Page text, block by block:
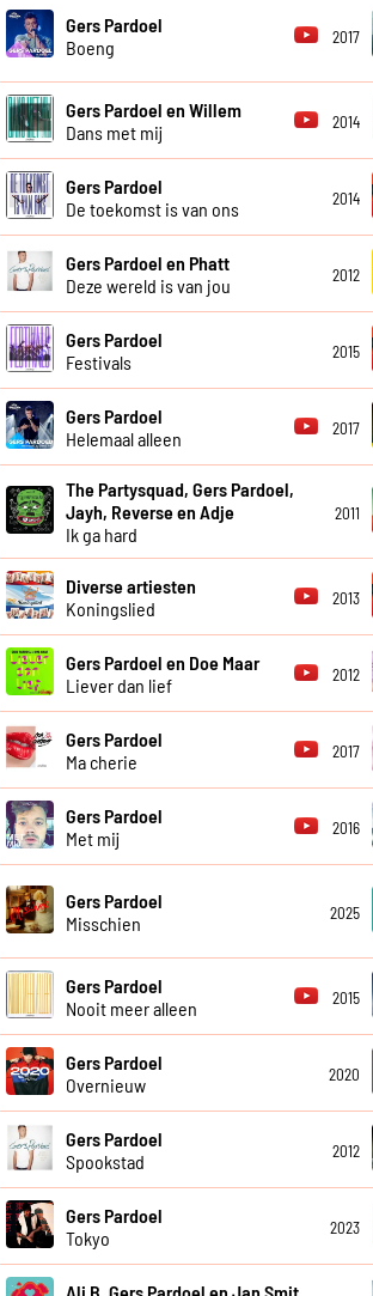
Gers Pardoel
Boeng
2017
Gers Pardoel en Willem
Dans met mij
2014
Gers Pardoel
De toekomst is van ons
2014
Gers Pardoel en Phatt
Deze wereld is van jou
2012
Gers Pardoel
Festivals
2015
Gers Pardoel
Helemaal alleen
2017
The Partysquad, Gers Pardoel,
Jayh, Reverse en Adje
Ik ga hard
2011
Diverse artiesten
Koningslied
2013
Gers Pardoel en Doe Maar
Liever dan lief
2012
Gers Pardoel
Ma cherie
2017
Gers Pardoel
Met mij
2016
Gers Pardoel
Misschien
2025
Gers Pardoel
Nooit meer alleen
2015
Gers Pardoel
Overnieuw
2020
Gers Pardoel
Spookstad
2012
Gers Pardoel
Tokyo
2023
Ali B, Gers Pardoel en Jan Smit